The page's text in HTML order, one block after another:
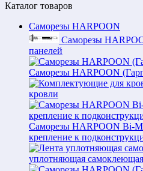
Каталог товаров
Саморезы HARPOON
Саморезы
панелей
Саморезы HARPOON
кровли
Саморезы HARPOON Bi-
крепление к
уплотняющая